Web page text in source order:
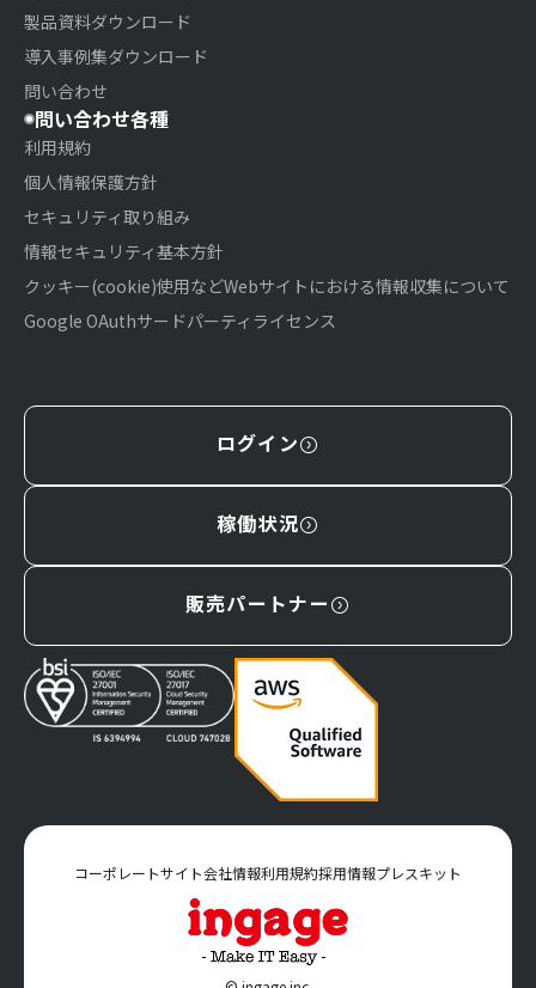
製品資料ダウンロード
導入事例集ダウンロード
問い合わせ
問い合わせ各種
利用規約
個人情報保護方針
セキュリティ取り組み
情報セキュリティ基本方針
クッキー(cookie)使用などWebサイトにおける情報収集について
Google OAuthサードパーティライセンス
ログイン
稼働状況
販売パートナー
コーポレートサイト会社情報利用規約採用情報プレスキット